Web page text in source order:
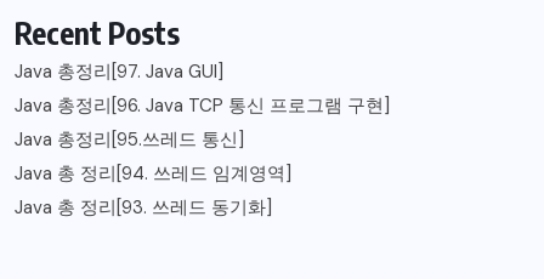
Recent Posts
Java 총정리[97. Java GUI]
Java 총정리[96. Java TCP 통신 프로그램 구현]
Java 총정리[95.쓰레드 통신]
Java 총 정리[94. 쓰레드 임계영역]
Java 총 정리[93. 쓰레드 동기화]